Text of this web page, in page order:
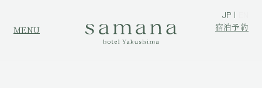
MENU
JP
宿泊予約